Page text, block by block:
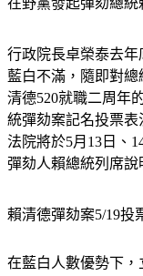
藍白不滿，隨即對
清德520就職二周年
統彈劾案記名投票
法院將於5月13日、
彈劾人賴總統列席
務及時程。彈劾程序